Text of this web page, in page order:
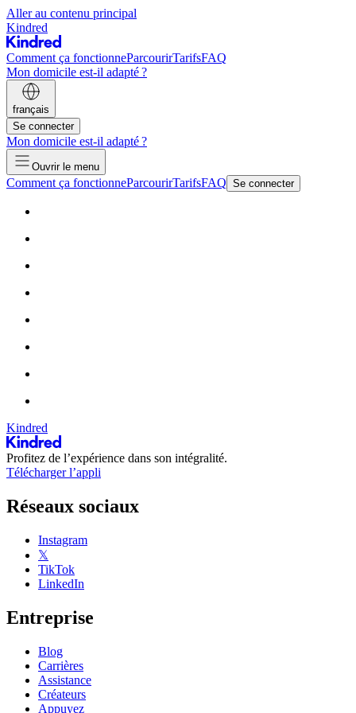
Aller au contenu principal
Kindred
Comment ça fonctionneParcourirTarifsFAQ
Mon domicile est-il adapté ?
français
Se connecter
Mon domicile est-il adapté ?
Ouvrir le menu
Comment ça fonctionneParcourirTarifsFAQ Se connecter
Kindred
Profitez de l’expérience dans son intégralité.
Télécharger l’appli
Réseaux sociaux
Instagram
𝕏
TikTok
LinkedIn
Entreprise
Blog
Carrières
Assistance
Créateurs
Appuyez